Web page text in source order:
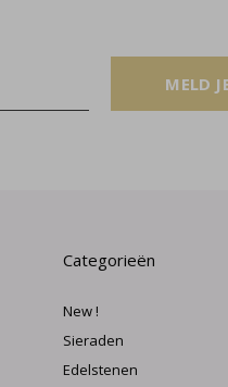
MELD
Categorieën
New !
Sieraden
Edelstenen